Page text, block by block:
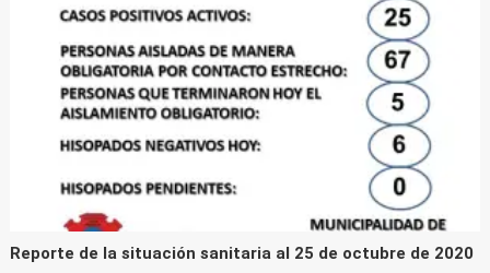
Reporte de la situación sanitaria al 25 de octubre de 2020